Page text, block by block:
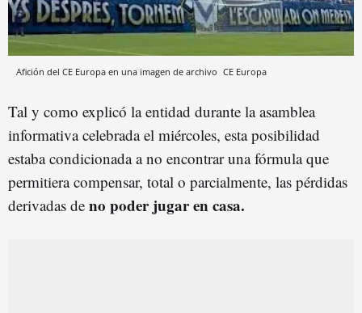
Afición del CE Europa en una imagen de archivo CE Europa
Tal y como explicó la entidad durante la asamblea
informativa celebrada el miércoles, esta posibilidad
estaba condicionada a no encontrar una fórmula que
permitiera compensar, total o parcialmente, las pérdidas
derivadas de no poder jugar en casa.